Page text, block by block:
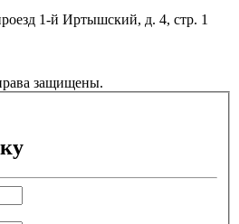
1-й Иртышский, д. 4, стр. 1
защищены.